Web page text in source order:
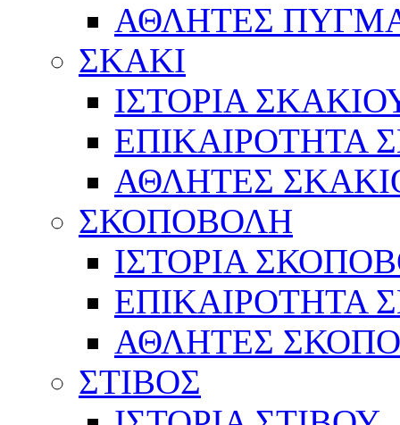
ΑΘΛΗΤΕΣ
ΣΚΑΚΙ
ΙΣΤΟΡΙΑ
ΕΠΙΚΑΙΡΟΤΗΤΑ
ΑΘΛΗΤΕΣ
ΣΚΟΠΟΒΟΛΗ
ΙΣΤΟΡΙΑ
ΕΠΙΚΑΙΡΟΤΗΤΑ
ΑΘΛΗΤΕΣ
ΣΤΙΒΟΣ